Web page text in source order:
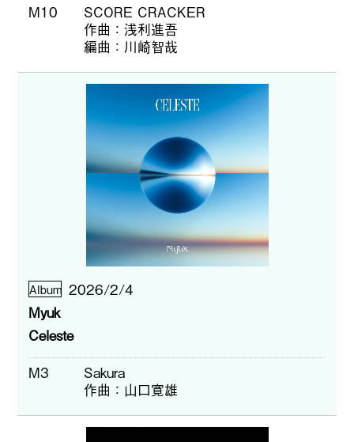
M10
SCORE CRACKER
作曲
浅利進吾
編曲
川崎智哉
Album 2026/2/4
Myuk
Celeste
M3
Sakura
作曲
山口寛雄